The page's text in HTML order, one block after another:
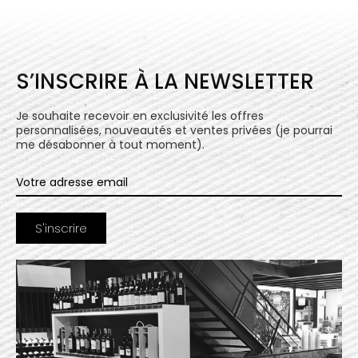
S’INSCRIRE À LA NEWSLETTER
Je souhaite recevoir en exclusivité les offres
personnalisées, nouveautés et ventes privées (je pourrai
me désabonner à tout moment).